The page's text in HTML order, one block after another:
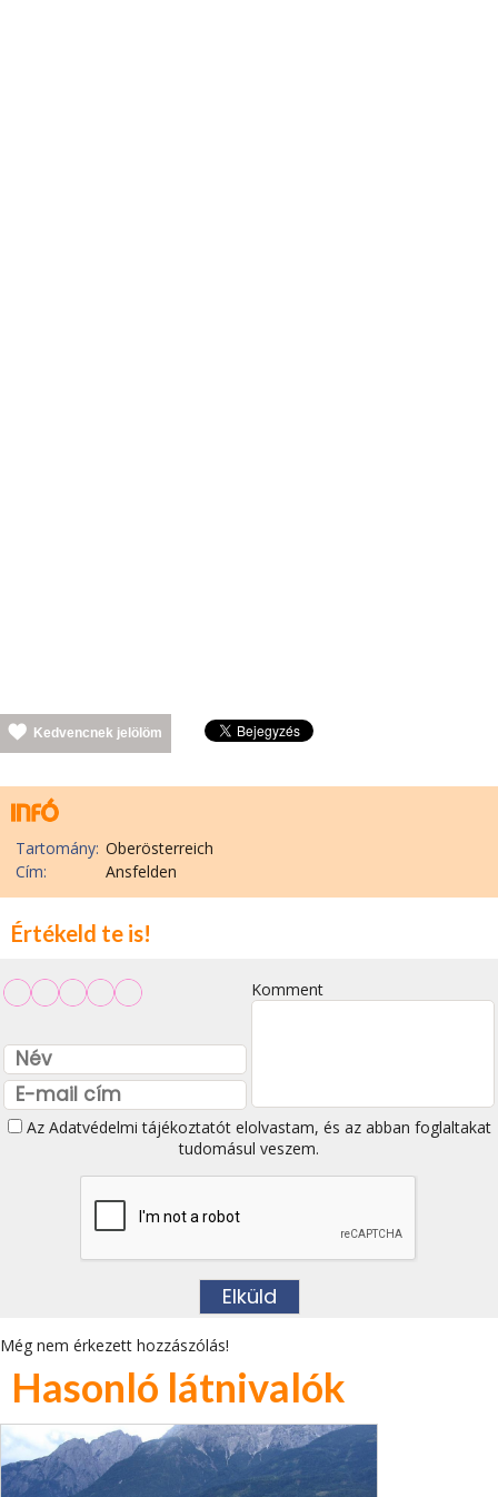
Kedvencnek jelölöm
Tartomány: Oberösterreich
Cím:
Ansfelden
Értékeld te is!
Komment
Az Adatvédelmi tájékoztatótelolvastam, és az abban foglaltakat
tudomásul veszem.
Még nem érkezett hozzászólás!
Hasonló látnivalók